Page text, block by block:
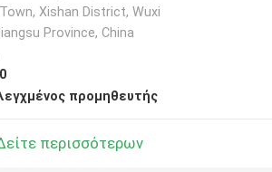
Xishan District, Wuxi
Province, China
προμηθευτής
περισσότερων